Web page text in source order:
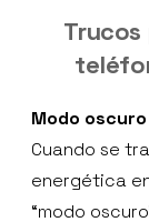
Modo
Cuando se
energética
“modo